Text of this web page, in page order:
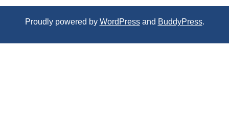
Proudly powered by WordPressand BuddyPress.